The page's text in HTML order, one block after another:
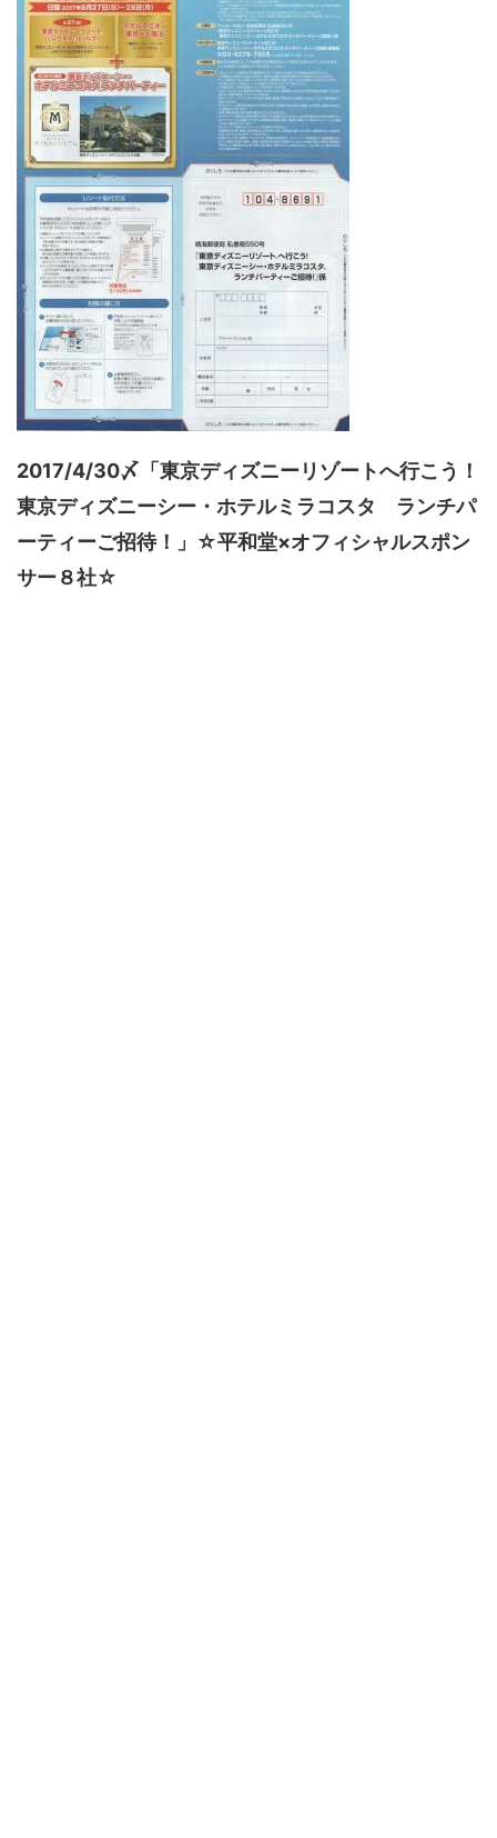
2017/4/30〆「東京ディズニーリゾートへ行こう！
東京ディズニーシー・ホテルミラコスタ ランチパ
ーティーご招待！」☆平和堂×オフィシャルスポン
サー８社☆